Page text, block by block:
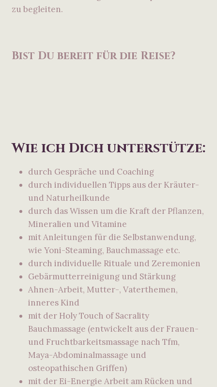
zu begleiten.
Bist Du bereit für die Reise?
Wie ich Dich unterstütze:
durch Gespräche und Coaching
durch individuellen Tipps aus der Kräuter-
und Naturheilkunde
durch das Wissen um die Kraft der Pflanzen,
Mineralien und Vitamine
mit Anleitungen für die Selbstanwendung,
wie Yoni-Steaming, Bauchmassage etc.
durch individuelle Rituale und Zeremonien
Gebärmutterreinigung und Stärkung
Ahnen-Arbeit, Mutter-, Vaterthemen,
inneres Kind
mit der Holy Touch of Sacrality
Bauchmassage (entwickelt aus der Frauen-
und Fruchtbarkeitsmassage nach Tfm,
Maya-Abdominalmassage und
osteopathischen Griffen)
mit der Ei-Energie Arbeit am Rücken und